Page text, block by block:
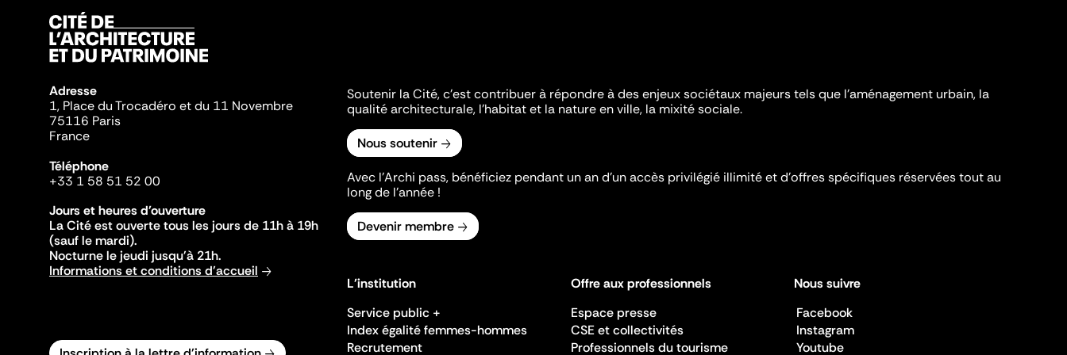
Adresse
1, Place du Trocadéro et du 11 Novembre
75116 Paris
France
Téléphone
+33 1 58 51 52 00
Jours et heures d'ouverture
La Cité est ouverte tous les jours de 11h à 19h
(sauf le mardi).
Nocturne le jeudi jusqu'à 21h.
Informations et conditions d'accueil
Soutenir la Cité, c'est contribuer à répondre à des enjeux sociétaux majeurs tels que l'aménagement urbain, la
qualité architecturale, l'habitat et la nature en ville, la mixité sociale.
Nous soutenir
Avec l’Archi pass, bénéficiez pendant un an d’un accès privilégié illimité et d’offres spécifiques réservées tout au
long de l’année !
Devenir membre
L'institution
Service public +
Index égalité femmes-hommes
Recrutement
Offre aux professionnels
Espace presse
CSE et collectivités
Professionnels du tourisme
Nous suivre
Facebook
Instagram
Youtube